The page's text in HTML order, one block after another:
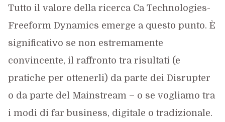
Tutto il valore della ricerca Ca Technologies-
Freeform Dynamics emerge a questo punto. È
significativo se non estremamente
convincente, il raffronto tra risultati (e
pratiche per ottenerli) da parte dei Disrupter
o da parte del Mainstream – o se vogliamo tra
i modi di far business, digitale o tradizionale.